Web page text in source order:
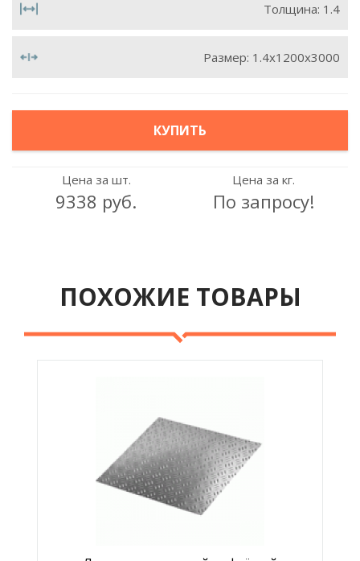
Толщина: 1.4
Размер: 1.4х1200х3000
КУПИТЬ
Цена за шт.
9338 руб.
Цена за кг.
По запросу!
ПОХОЖИЕ ТОВАРЫ